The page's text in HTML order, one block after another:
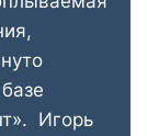
Игорь